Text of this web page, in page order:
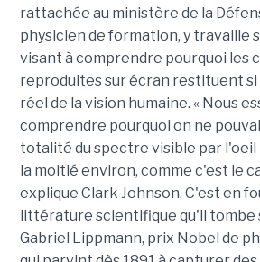
rattachée au ministère de la
physicien de formation, y travaille
visant à comprendre pourquoi les
reproduites sur écran restituent si
réel de la vision humaine. « Nous
comprendre pourquoi on ne
totalité du spectre visible par l'oeil
la moitié environ, comme c'est le
explique Clark Johnson. C'est en
littérature scientifique qu'il tombe
Gabriel Lippmann, prix Nobel de